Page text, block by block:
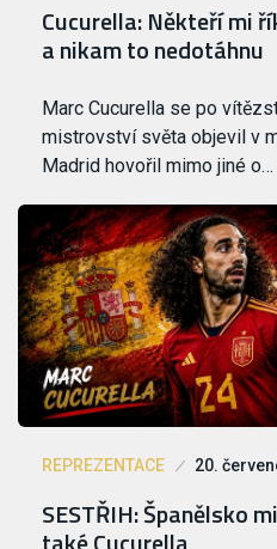
Cucurella: Někteří mi
a nikam to nedotáhnu
Marc Cucurella se po
mistrovství světa objevil v
Madrid hovořil mimo jiné o…
REPREZENTACE 20.
SESTŘIH: Španělsko